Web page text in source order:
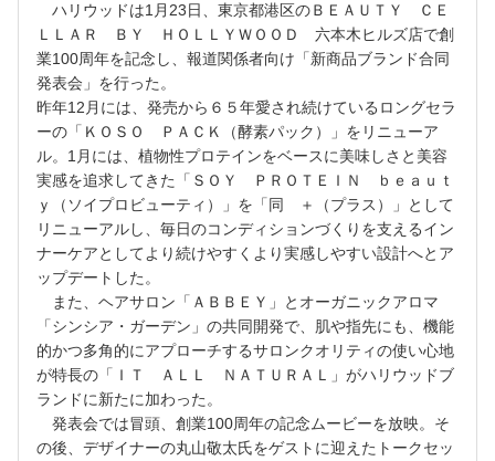
ハリウッドは1月23日、東京都港区のＢＥＡＵＴＹ ＣＥ
ＬＬＡＲ ＢＹ ＨＯＬＬＹＷＯＯＤ 六本木ヒルズ店で創
業100周年を記念し、報道関係者向け「新商品ブランド合同
発表会」を行った。
昨年12月には、発売から６５年愛され続けているロングセラ
ーの「ＫＯＳＯ ＰＡＣＫ（酵素パック）」をリニューア
ル。1月には、植物性プロテインをベースに美味しさと美容
実感を追求してきた「ＳＯＹ ＰＲＯＴＥＩＮ ｂｅａｕｔ
ｙ（ソイプロビューティ）」を「同 ＋（プラス）」として
リニューアルし、毎日のコンディションづくりを支えるイン
ナーケアとしてより続けやすくより実感しやすい設計へとア
ップデートした。
また、ヘアサロン「ＡＢＢＥＹ」とオーガニックアロマ
「シンシア・ガーデン」の共同開発で、肌や指先にも、機能
的かつ多角的にアプローチするサロンクオリティの使い心地
が特長の「ＩＴ ＡＬＬ ＮＡＴＵＲＡＬ」がハリウッドブ
ランドに新たに加わった。
発表会では冒頭、創業100周年の記念ムービーを放映。そ
の後、デザイナーの丸山敬太氏をゲストに迎えたトークセッ